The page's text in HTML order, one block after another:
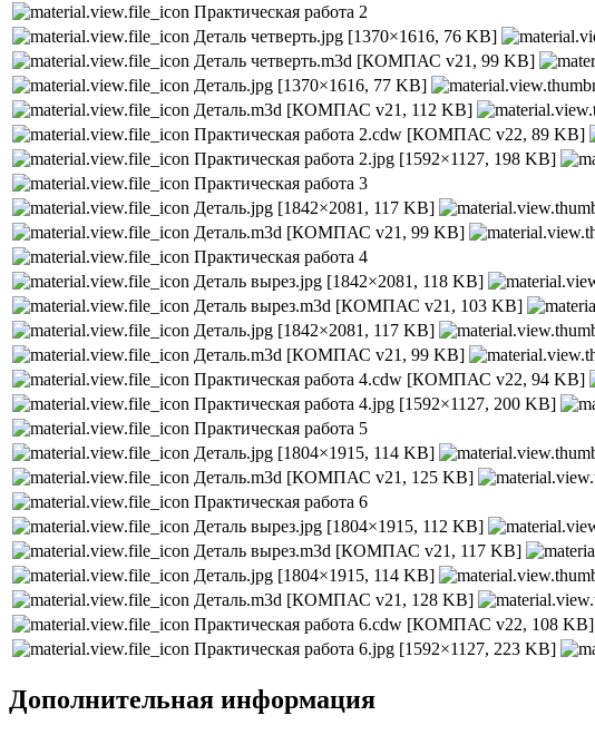
Практическая работа 2
Деталь четверть.jpg [1370×1616, 76 KB]
Деталь четверть.m3d [КОМПАС v21, 99 KB]
Деталь.jpg [1370×1616, 77 KB]
Деталь.m3d [КОМПАС v21, 112 KB]
Практическая работа 2.cdw [КОМПАС v22, 89 KB]
Практическая работа 2.jpg [1592×1127, 198 KB]
Практическая работа 3
Деталь.jpg [1842×2081, 117 KB]
Деталь.m3d [КОМПАС v21, 99 KB]
Практическая работа 4
Деталь вырез.jpg [1842×2081, 118 KB]
Деталь вырез.m3d [КОМПАС v21, 103 KB]
Деталь.jpg [1842×2081, 117 KB]
Деталь.m3d [КОМПАС v21, 99 KB]
Практическая работа 4.cdw [КОМПАС v22, 94 KB]
Практическая работа 4.jpg [1592×1127, 200 KB]
Практическая работа 5
Деталь.jpg [1804×1915, 114 KB]
Деталь.m3d [КОМПАС v21, 125 KB]
Практическая работа 6
Деталь вырез.jpg [1804×1915, 112 KB]
Деталь вырез.m3d [КОМПАС v21, 117 KB]
Деталь.jpg [1804×1915, 114 KB]
Деталь.m3d [КОМПАС v21, 128 KB]
Практическая работа 6.cdw [КОМПАС v22, 108 KB]
Практическая работа 6.jpg [1592×1127, 223 KB]
Дополнительная информация